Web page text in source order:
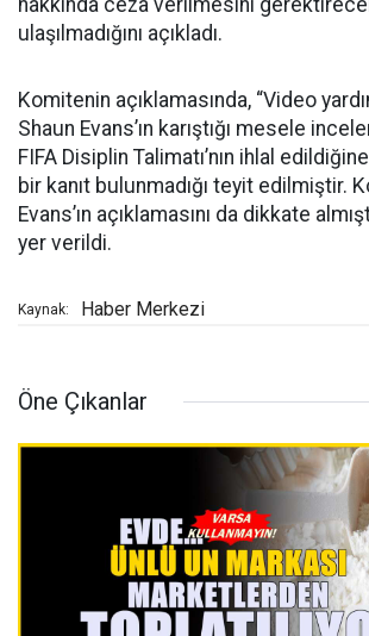
hakkında ceza verilmesini
ulaşılmadığını açıkladı.
Komitenin açıklamasında, “Video
Shaun Evans’ın karıştığı mesele
FIFA Disiplin Talimatı’nın ihlal
bir kanıt bulunmadığı teyit edilmiştir.
Evans’ın açıklamasını da dikkate
yer verildi.
Kaynak: Haber Merkezi
Öne Çıkanlar